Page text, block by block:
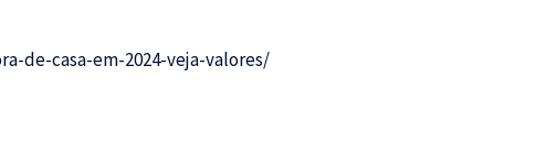
de-casa-em-2024-veja-valores/